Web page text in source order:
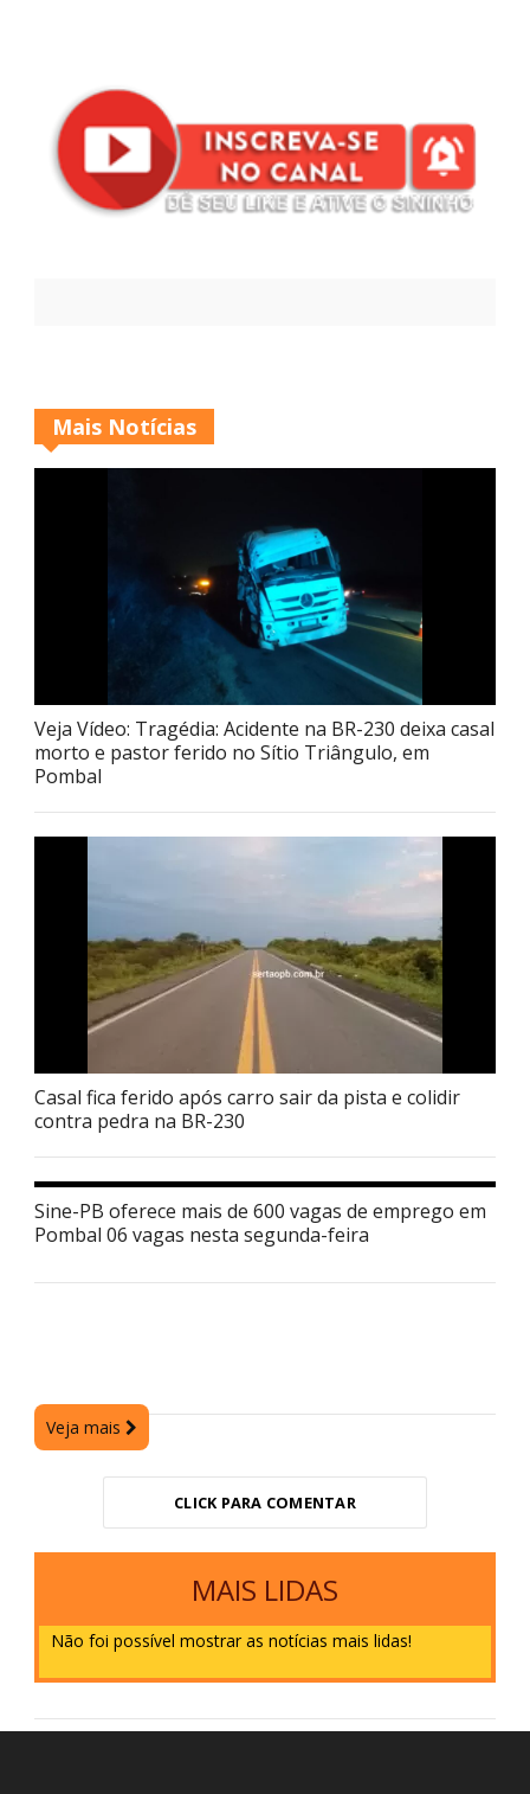
Mais Notícias
Veja Vídeo: Tragédia: Acidente na BR-230 deixa casal
morto e pastor ferido no Sítio Triângulo, em
Pombal
Casal fica ferido após carro sair da pista e colidir
contra pedra na BR-230
Sine-PB oferece mais de 600 vagas de emprego em
Pombal 06 vagas nesta segunda-feira
Veja mais
CLICK PARA COMENTAR
MAIS LIDAS
Não foi possível mostrar as notícias mais lidas!